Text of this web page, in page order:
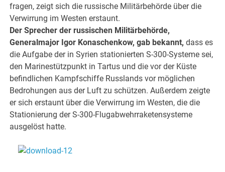
fragen, zeigt sich die russische Militärbehörde über die
Verwirrung im Westen erstaunt.
Der Sprecher der russischen Militärbehörde,
Generalmajor Igor Konaschenkow, gab bekannt, dass es
die Aufgabe der in Syrien stationierten S-300-Systeme sei,
den Marinestützpunkt in Tartus und die vor der Küste
befindlichen Kampfschiffe Russlands vor möglichen
Bedrohungen aus der Luft zu schützen. Außerdem zeigte
er sich erstaunt über die Verwirrung im Westen, die die
Stationierung der S-300-Flugabwehrraketensysteme
ausgelöst hatte.